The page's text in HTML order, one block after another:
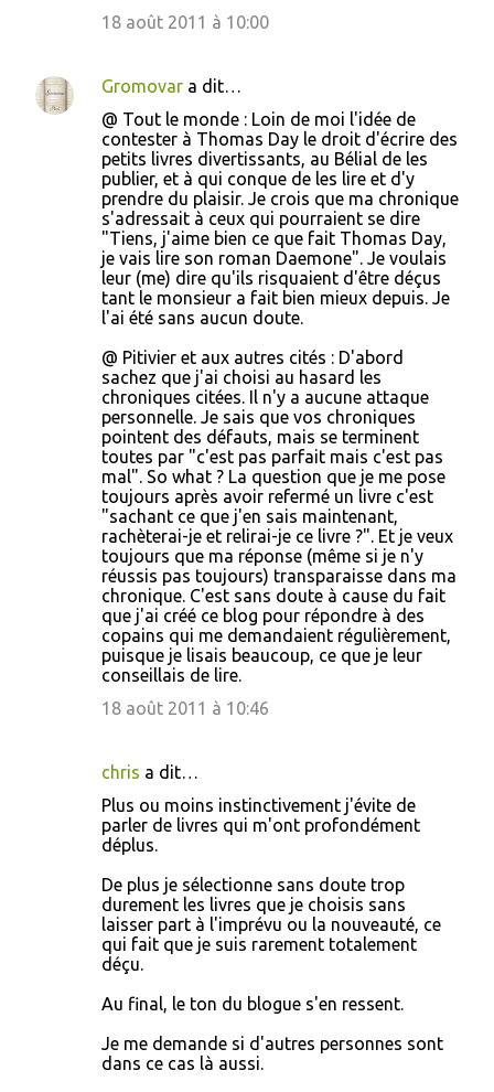
18 août 2011 à 10:00
Gromovar a dit…
@ Tout le monde : Loin de moi l'idée de
contester à Thomas Day le droit d'écrire des
petits livres divertissants, au Bélial de les
publier, et à qui conque de les lire et d'y
prendre du plaisir. Je crois que ma chronique
s'adressait à ceux qui pourraient se dire
"Tiens, j'aime bien ce que fait Thomas Day,
je vais lire son roman Daemone". Je voulais
leur (me) dire qu'ils risquaient d'être déçus
tant le monsieur a fait bien mieux depuis. Je
l'ai été sans aucun doute.
@ Pitivier et aux autres cités : D'abord
sachez que j'ai choisi au hasard les
chroniques citées. Il n'y a aucune attaque
personnelle. Je sais que vos chroniques
pointent des défauts, mais se terminent
toutes par "c'est pas parfait mais c'est pas
mal". So what ? La question que je me pose
toujours après avoir refermé un livre c'est
"sachant ce que j'en sais maintenant,
rachèterai-je et relirai-je ce livre ?". Et je veux
toujours que ma réponse (même si je n'y
réussis pas toujours) transparaisse dans ma
chronique. C'est sans doute à cause du fait
que j'ai créé ce blog pour répondre à des
copains qui me demandaient régulièrement,
puisque je lisais beaucoup, ce que je leur
conseillais de lire.
18 août 2011 à 10:46
chris a dit…
Plus ou moins instinctivement j'évite de
parler de livres qui m'ont profondément
déplus.
De plus je sélectionne sans doute trop
durement les livres que je choisis sans
laisser part à l'imprévu ou la nouveauté, ce
qui fait que je suis rarement totalement
déçu.
Au final, le ton du blogue s'en ressent.
Je me demande si d'autres personnes sont
dans ce cas là aussi.